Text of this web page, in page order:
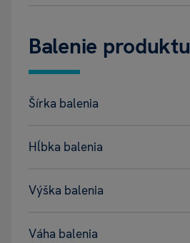
Balenie produktu
Šírka balenia
Hĺbka balenia
Výška balenia
Váha balenia